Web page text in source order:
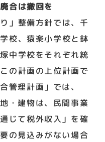
合は撤回を
」整備方針では、千
校、猿楽小学校と鉢
中学校をそれぞれ統
の計画の上位計画で
管理計画」では、
・建物は、民間事業
じて税外収入」を確
の見込みがない場合